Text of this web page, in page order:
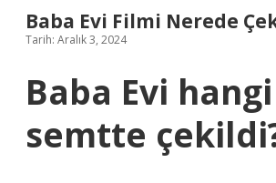
Baba Evi Filmi Nerede
Tarih: Aralık 3, 2024
Baba Evi hangi
semtte